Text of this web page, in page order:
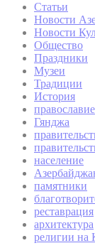
Статьи
Новости
Новости
Общество
Праздники
Музеи
Традиции
История
православие
Гянджа
население
памятники
реставрация
архитектура
религии на